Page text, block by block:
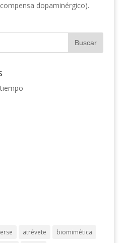
dopaminérgico).
atrévete
biomimética